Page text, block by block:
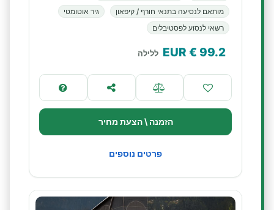
מותאם לנסיעה בתנאי חורף / קיפאון
גיר אוטומטי
רשאי לנסוע לפסטיבלים
99.2
€ EUR ללילה
הזמנה \ הצעת מחיר
פרטים נוספים